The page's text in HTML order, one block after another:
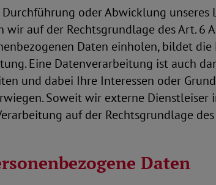
oder Abwicklung unseres
auf der Rechtsgrundlage des Art. 6
Daten einholen, bildet die
Eine Datenverarbeitung ist auch
und dabei Ihre Interessen oder
Soweit wir externe Dienstleiser
auf der Rechtsgrundlage des
Daten